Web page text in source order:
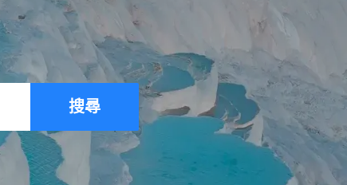
搜尋